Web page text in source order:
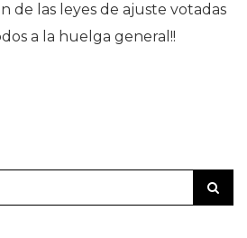
de las leyes de ajuste votadas
a la huelga general!!